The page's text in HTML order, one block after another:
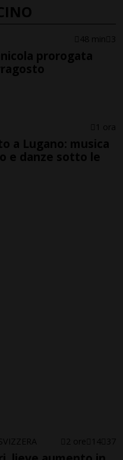
48 min 3
prorogata
1 ora
a Lugano: musica
e danze sotto le
2 ore 14 37